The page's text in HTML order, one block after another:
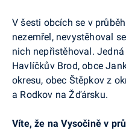
V šesti obcích se v
nezemřel, nevystěhoval
nich nepřistěhoval.
Havlíčkův Brod, obce
okresu, obec Štěpkov z
a Rodkov na Žďársku.
Víte, že na Vysočině v